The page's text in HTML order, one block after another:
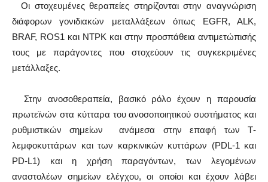
Οι στοχευμένες θεραπείες στηρίζονται στην αναγνώριση
διάφορων γονιδιακών μεταλλάξεων όπως EGFR, ALK,
BRAF, ROS1 και NTPK και στην προσπάθεια αντιμετώπισής
τους με παράγοντες που στοχεύουν τις συγκεκριμένες
μετάλλαξες.
Στην ανοσοθεραπεία, βασικό ρόλο έχουν η παρουσία
πρωτεϊνών στα κύτταρα του ανοσοποιητικού συστήματος και
ρυθμιστικών σημείων ανάμεσα στην επαφή των Τ-
λεμφοκυττάρων και των καρκινικών κυττάρων (PDL-1 και
PD-L1) και η χρήση παραγόντων, των λεγομένων
αναστολέων σημείων ελέγχου, οι οποίοι και έχουν λάβει